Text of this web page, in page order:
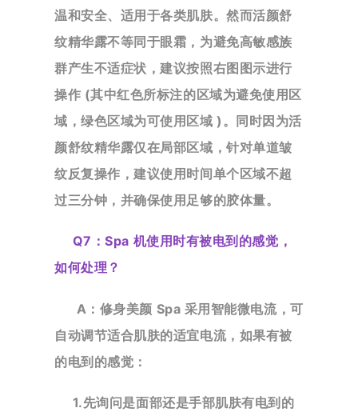
温和安全、 适用于各类肌肤。然而活颜舒
纹精华露不等同于眼霜，为避免高敏感族
群产生不适症状，建议按照右图图示进行
操作 (其中红色所标注的区域为避免使用区
域，绿色区域为可使用区域 )。同时因为活
颜舒纹精华露仅在局部区域，针对单道皱
纹反复操作，建议使用时间单个区域不超
过三分钟，并确保使用足够的胶体量。
Q7：Spa 机使用时有被电到的感觉，
如何处理？
A：修身美颜 Spa 采用智能微电流，可
自动调节适合肌肤的适宜电流，如果有被
的电到的感觉：
1.先询问是面部还是手部肌肤有电到的